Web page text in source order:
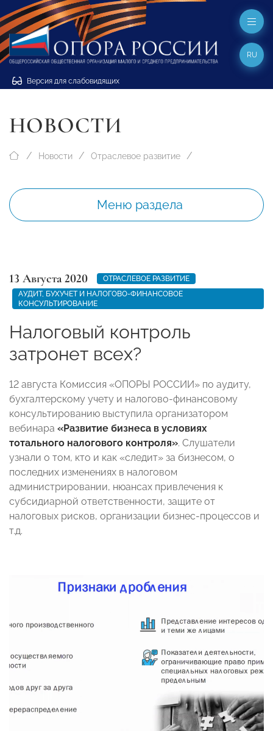
Версия для слабовидящих
RU
НОВОСТИ
Новости Отраслевое развитие
Меню раздела
13 Августа 2020
ОТРАСЛЕВОЕ РАЗВИТИЕ
АУДИТ, БУХУЧЕТ И НАЛОГОВО-ФИНАНСОВОЕ
КОНСУЛЬТИРОВАНИЕ
Налоговый контроль
затронет всех?
12 августа Комиссия «ОПОРЫ РОССИИ» по аудиту,
бухгалтерскому учету и налогово-финансовому
консультированию выступила организатором
вебинара «Развитие бизнеса в условиях
тотального налогового контроля». Слушатели
узнали о том, кто и как «следит» за бизнесом, о
последних изменениях в налоговом
администрировании, нюансах привлечения к
субсидиарной ответственности, защите от
налоговых рисков, организации бизнес-процессов и
т.д.